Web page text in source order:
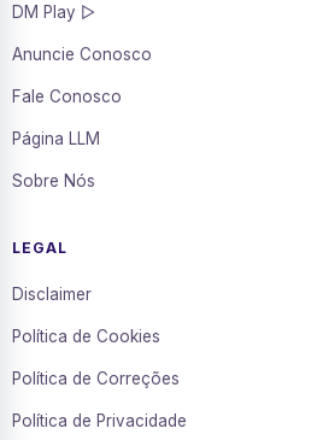
DM Play ▷
Anuncie Conosco
Fale Conosco
Página LLM
Sobre Nós
LEGAL
Disclaimer
Política de Cookies
Política de Correções
Política de Privacidade